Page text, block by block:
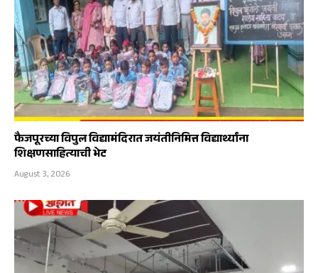
फैजपूरच्या विपुल विद्यामंदिरात जयंतीनिमित्त विद्यार्थ्यांना
शिक्षणसाहित्याची भेट
August 3, 2026